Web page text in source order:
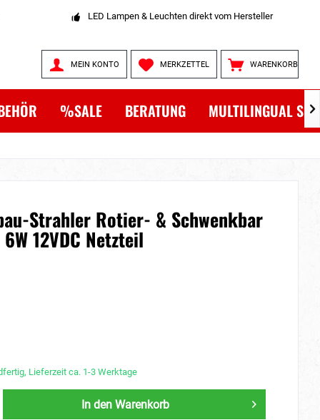
LED Lampen & Leuchten direkt vom Hersteller
WARENKORB
MERKZETTEL
MEIN KONTO
%SALE BERATUNG MULTILINGUAL 
Strahler Rotier- & Schwenkbar
12VDC Netzteil
Lieferzeit ca. 1-3 Werktage
In den Warenkorb